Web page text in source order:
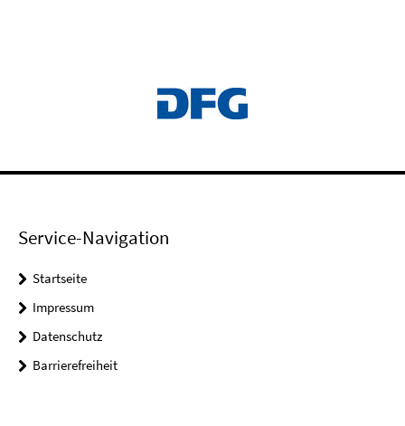
Service-Navigation
Startseite
Impressum
Datenschutz
Barrierefreiheit